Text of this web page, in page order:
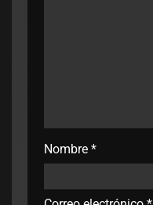
Nombre *